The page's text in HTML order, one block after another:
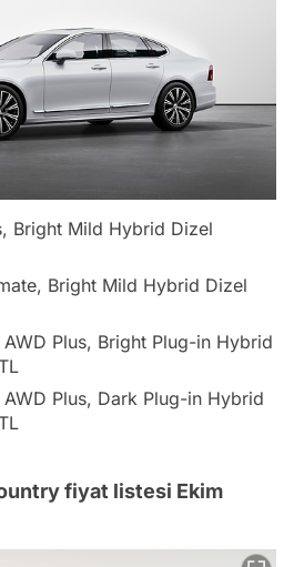
Bright Mild Hybrid Dizel
Bright Mild Hybrid Dizel
Plus, Bright Plug-in Hybrid
Plus, Dark Plug-in Hybrid
fiyat listesi Ekim